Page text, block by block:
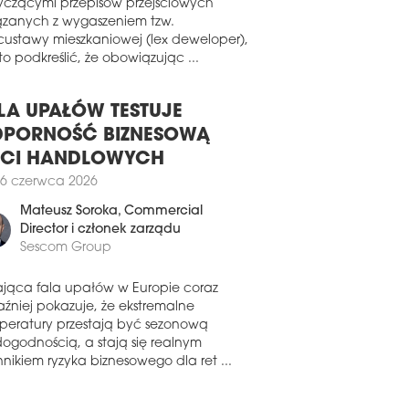
lipca 2026
APARTAMENTOWIEC NA
projekcie Yareal na warszawskim
lipca 2026
GROUP WCHODZI DO
deweloper Faedra Group otworzył
pierwsze biuro poza rodzimym
w Warszawie. Firma rozpoczyna
w Polsce, koncentrując się
wszystkim na sektorze
jednocześnie analizując
inwestycyjne w innych
rynku nieruchomości.
z pojawiającymi się pytaniami
przepisów przejściowych
z wygaszeniem tzw.
mieszkaniowej (lex deweloper),
UPAŁÓW TESTUJE
BIZNESOWĄ
HANDLOWYCH
26 czerwca 2026
Mateusz Soroka, Commercial
Director i członek zarządu
fala upałów w Europie coraz
pokazuje, że ekstremalne
przestają być sezonową
a stają się realnym